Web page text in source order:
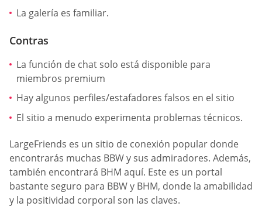
La galería es familiar.
Contras
La función de chat solo está disponible para
miembros premium
Hay algunos perfiles/estafadores falsos en el sitio
El sitio a menudo experimenta problemas técnicos.
LargeFriends es un sitio de conexión popular donde
encontrarás muchas BBW y sus admiradores. Además,
también encontrará BHM aquí. Este es un portal
bastante seguro para BBW y BHM, donde la amabilidad
y la positividad corporal son las claves.